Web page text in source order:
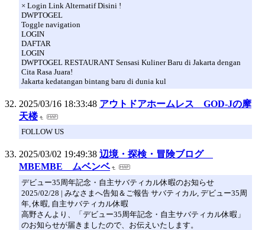
× Login Link Alternatif Disini !
DWPTOGEL
Toggle navigation
LOGIN
DAFTAR
LOGIN
DWPTOGEL RESTAURANT Sensasi Kuliner Baru di Jakarta dengan
Cita Rasa Juara!
Jakarta kedatangan bintang baru di dunia kul
2025/03/16 18:33:48 アウトドアホームレス GOD-Jの摩
天楼
FOLLOW US
2025/03/02 19:49:38 辺境・探検・冒険ブログ
MBEMBE ムベンベ
デビュー35周年記念・自主サバティカル休暇のお知らせ
2025/02/28 | みなさまへ告知＆ご報告 サバティカル, デビュー35周
年, 休暇, 自主サバティカル休暇
高野さんより、「デビュー35周年記念・自主サバティカル休暇」
のお知らせが届きましたので、お伝えいたします。